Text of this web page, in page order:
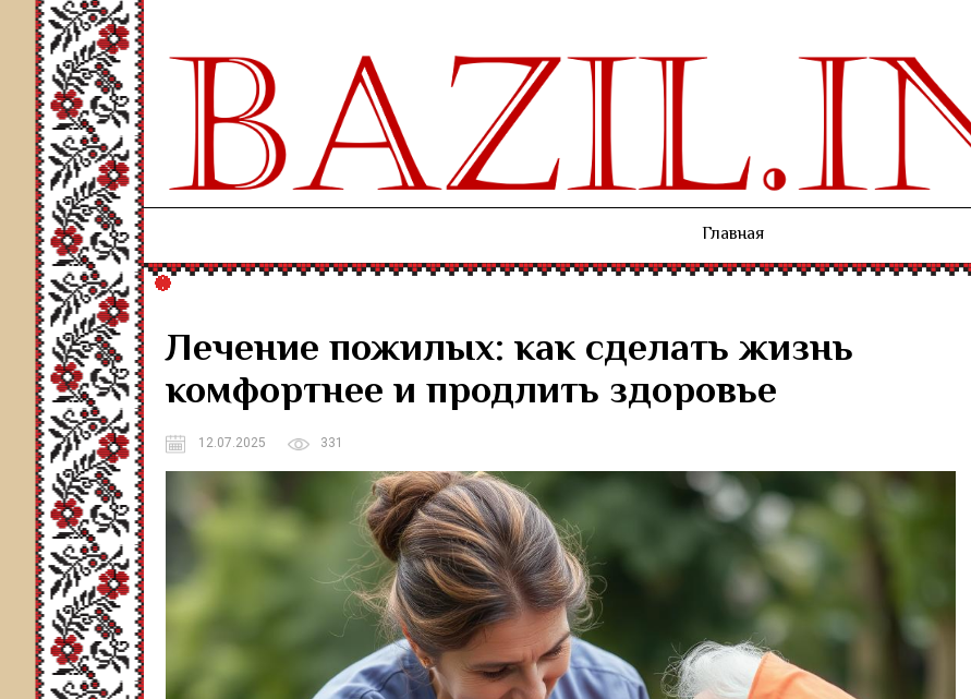
Главная
Лечение пожилых: как сделать жизнь
комфортнее и продлить здоровье
12.07.2025 331